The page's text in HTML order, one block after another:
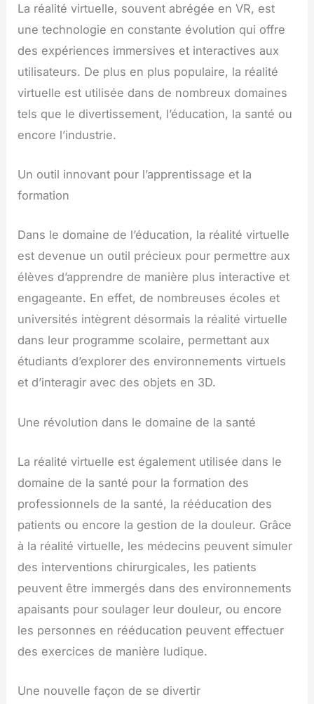
La réalité virtuelle, souvent abrégée en VR, est
une technologie en constante évolution qui offre
des expériences immersives et interactives aux
utilisateurs. De plus en plus populaire, la réalité
virtuelle est utilisée dans de nombreux domaines
tels que le divertissement, l’éducation, la santé ou
encore l’industrie.
Un outil innovant pour l’apprentissage et la
formation
Dans le domaine de l’éducation, la réalité virtuelle
est devenue un outil précieux pour permettre aux
élèves d’apprendre de manière plus interactive et
engageante. En effet, de nombreuses écoles et
universités intègrent désormais la réalité virtuelle
dans leur programme scolaire, permettant aux
étudiants d’explorer des environnements virtuels
et d’interagir avec des objets en 3D.
Une révolution dans le domaine de la santé
La réalité virtuelle est également utilisée dans le
domaine de la santé pour la formation des
professionnels de la santé, la rééducation des
patients ou encore la gestion de la douleur. Grâce
à la réalité virtuelle, les médecins peuvent simuler
des interventions chirurgicales, les patients
peuvent être immergés dans des environnements
apaisants pour soulager leur douleur, ou encore
les personnes en rééducation peuvent effectuer
des exercices de manière ludique.
Une nouvelle façon de se divertir